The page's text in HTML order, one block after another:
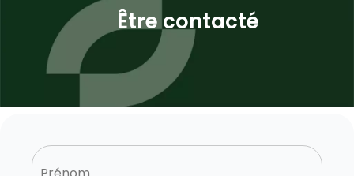
Être contacté